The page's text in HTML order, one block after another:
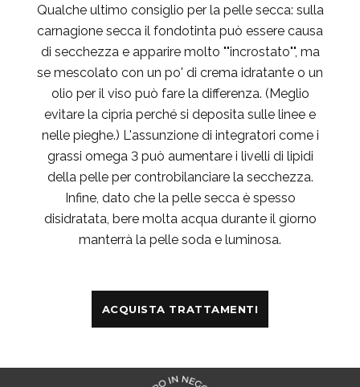
Qualche ultimo consiglio per la pelle secca: sulla
carnagione secca il fondotinta può essere causa
di secchezza e apparire molto ""incrostato"", ma
se mescolato con un po' di crema idratante o un
olio per il viso può fare la differenza. (Meglio
evitare la cipria perché si deposita sulle linee e
nelle pieghe.) L'assunzione di integratori come i
grassi omega 3 può aumentare i livelli di lipidi
della pelle per controbilanciare la secchezza.
Infine, dato che la pelle secca è spesso
disidratata, bere molta acqua durante il giorno
manterrà la pelle soda e luminosa.
ACQUISTA TRATTAMENTI